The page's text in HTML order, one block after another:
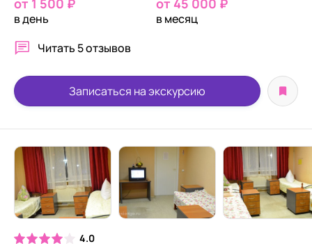
от 1 500 ₽
в день
от 45 000 ₽
в месяц
Читать 5 отзывов
Записаться на экскурсию
4.0